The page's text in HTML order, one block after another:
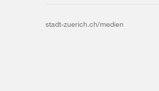
stadt-zuerich.ch/medien